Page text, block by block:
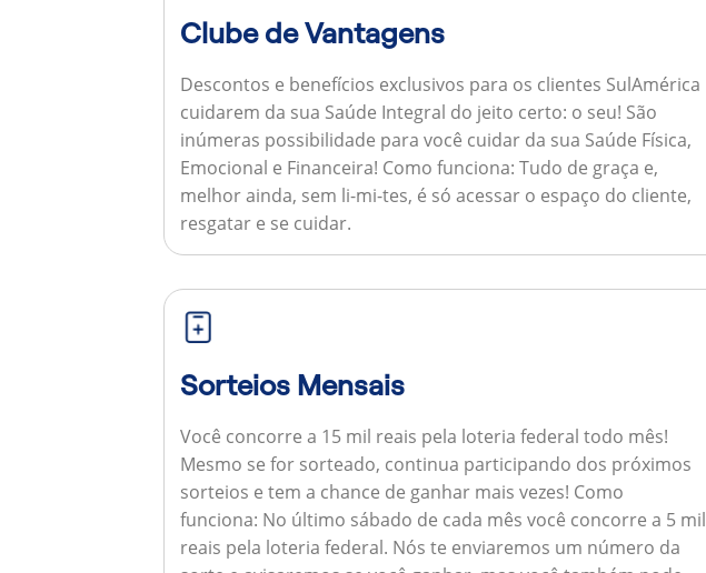
Clube de Vantagens
Descontos e benefícios exclusivos para os clientes SulAmérica
cuidarem da sua Saúde Integral do jeito certo: o seu! São
inúmeras possibilidade para você cuidar da sua Saúde Física,
Emocional e Financeira! Como funciona: Tudo de graça e,
melhor ainda, sem li-mi-tes, é só acessar o espaço do cliente,
resgatar e se cuidar.
Sorteios Mensais
Você concorre a 15 mil reais pela loteria federal todo mês!
Mesmo se for sorteado, continua participando dos próximos
sorteios e tem a chance de ganhar mais vezes! Como
funciona: No último sábado de cada mês você concorre a 5 mil
reais pela loteria federal. Nós te enviaremos um número da